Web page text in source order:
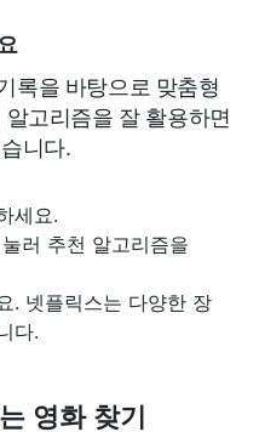
록을 바탕으로 맞춤형
고리즘을 잘 활용하면
니다.
세요.
눌러 추천 알고리즘을
. 넷플릭스는 다양한 장
다.
영화 찾기